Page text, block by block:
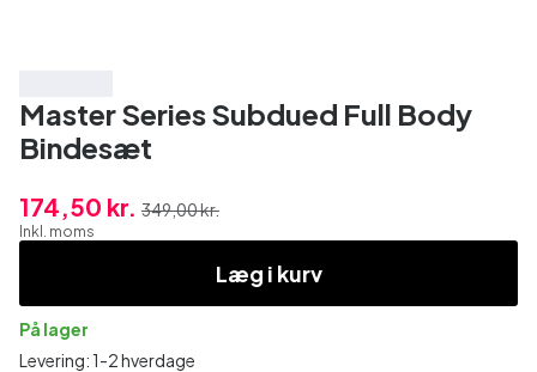
Master Series Subdued Full Body
Bindesæt
174,50 kr. 349,00 kr.
Inkl. moms
Læg i kurv
På lager
Levering: 1-2 hverdage